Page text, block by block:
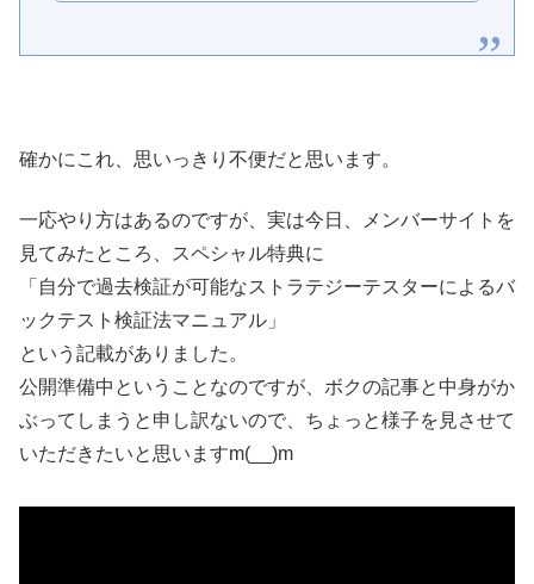
確かにこれ、思いっきり不便だと思います。
一応やり方はあるのですが、実は今日、メンバーサイトを
見てみたところ、スペシャル特典に
「自分で過去検証が可能なストラテジーテスターによるバ
ックテスト検証法マニュアル」
という記載がありました。
公開準備中ということなのですが、ボクの記事と中身がか
ぶってしまうと申し訳ないので、ちょっと様子を見させて
いただきたいと思いますm(__)m